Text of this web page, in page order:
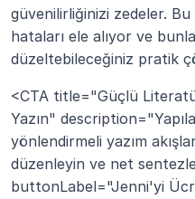
güvenilirliğinizi zedeler. Bu
hataları ele alıyor ve
düzeltebileceğiniz pratik
<CTA title="Güçlü
Yazın"
yönlendirmeli yazım
düzenleyin ve net
buttonLabel="Jenni'yi